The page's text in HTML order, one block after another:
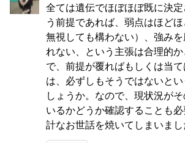
全ては遺伝でほぼほぼ既に決
う前提であれば、弱点はほど
無視しても構わない）、強み
れない、という主張は合理的
で、前提が覆ればもしくは当
は、必ずしもそうではないと
しょうか。なので、現状況が
いるかどうか確認することも
計なお世話を焼いてしまいまし